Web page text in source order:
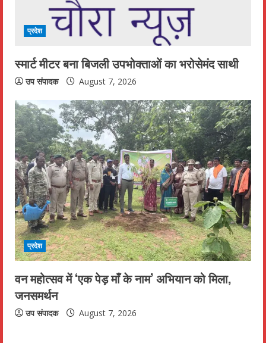
प्रदेश
स्मार्ट मीटर बना बिजली उपभोक्ताओं का भरोसेमंद साथी
उप संपादक August 7, 2026
प्रदेश
वन महोत्सव में ‘एक पेड़ माँ के नाम’ अभियान को मिला,
जनसमर्थन
उप संपादक August 7, 2026